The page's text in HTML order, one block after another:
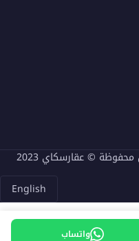
© عقارسكاي 2023
English
واتساب